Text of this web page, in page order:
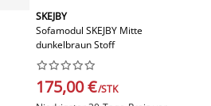
SKEJBY
Sofamodul SKEJBY Mitte
dunkelbraun Stoff






175,00 €/STK